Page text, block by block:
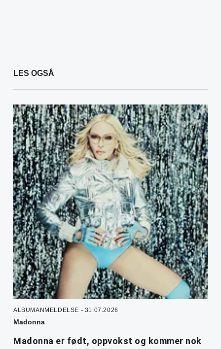
LES OGSÅ
ALBUMANMELDELSE - 31.07.2026
Madonna
Madonna er født, oppvokst og kommer nok